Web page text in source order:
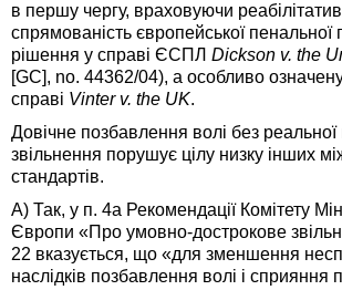
в першу чергу, враховуючи
спрямованість європейської пенальної
рішення у справі ЄСПЛ Dickson v. the
[GC], no. 44362/04), а особливо
справі Vinter v. the UK.
Довічне позбавлення волі без
звільнення порушує цілу низку інших
стандартів.
А) Так, у п. 4а Рекомендації Комітету
Європи «Про умовно-дострокове
22 вказується, що «для зменшення
наслідків позбавлення волі і